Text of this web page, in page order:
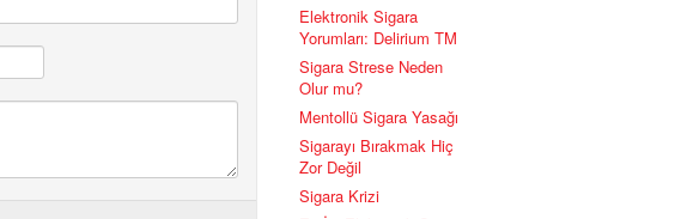
Elektronik Sigara
Yorumları: Delirium TM
Sigara Strese Neden
Olur mu?
Mentollü Sigara Yasağı
Sigarayı Bırakmak Hiç
Zor Değil
Sigara Krizi